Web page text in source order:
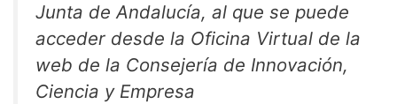
Junta de Andalucía, al que se puede
acceder desde la Oficina Virtual de la
web de la Consejería de Innovación,
Ciencia y Empresa